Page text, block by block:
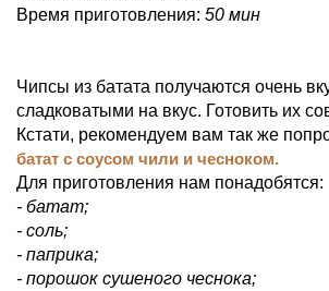
Время приготовления: 50 мин
Чипсы из батата получаются очень
сладковатыми на вкус. Готовить их
Кстати, рекомендуем вам так же
батат с соусом чили и чесноком.
Для приготовления нам понадобятся:
- батат;
- соль;
- паприка;
- порошок сушеного чеснока;